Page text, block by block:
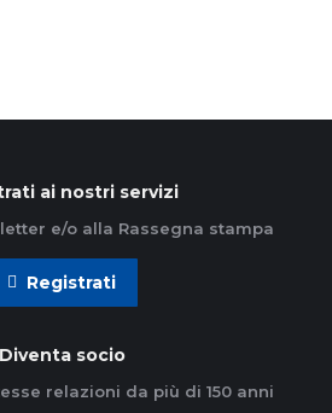
ai nostri servizi
e/o alla Rassegna stampa
Registrati
Diventa socio
relazioni da più di 150 anni